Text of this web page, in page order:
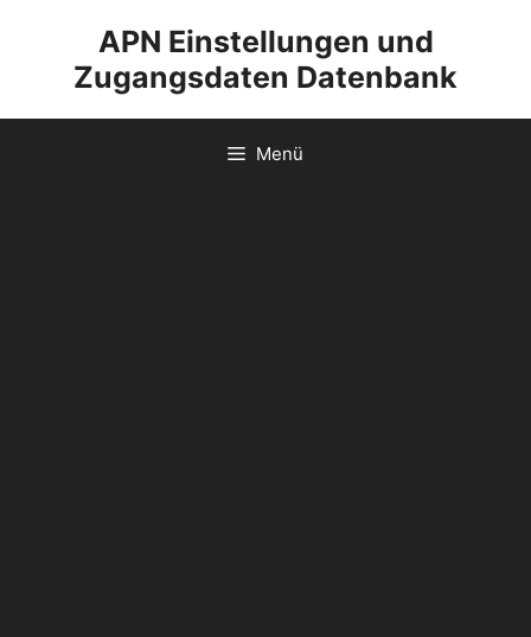
springen
APN Einstellungen und
Zugangsdaten Datenbank
Menü